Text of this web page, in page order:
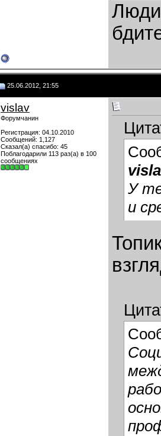
25.06.2012, 21:55
vislav
Форумчанин
Регистрация: 04.10.2010
Сообщений: 1,127
Сказал(а) спасибо: 45
Поблагодарили 113 раз(а) в 100
сообщениях
У
и